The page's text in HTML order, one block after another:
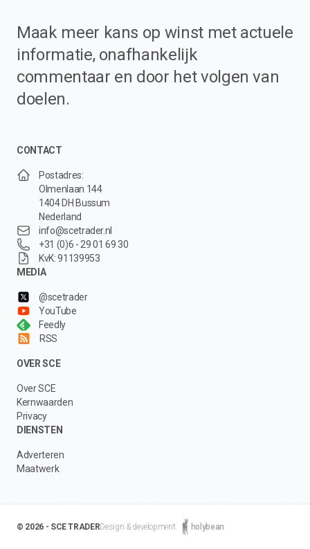
Maak meer kans op winst met actuele
informatie, onafhankelijk
commentaar en door het volgen van
doelen.
CONTACT
Postadres:
Olmenlaan 144
1404 DH Bussum
Nederland
info@scetrader.nl
+31 (0)6 - 29 01 69 30
KvK: 91139953
MEDIA
@scetrader
YouTube
Feedly
RSS
OVER SCE
Over SCE
Kernwaarden
Privacy
DIENSTEN
Adverteren
Maatwerk
© 2026 - SCE TRADERDesign & development: holybean